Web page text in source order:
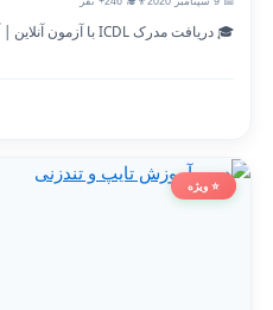
🎓 دریافت مدرک ICDL با آزمون آنلاین | آموزشگاه نقدی با مجوز...
⭐ ویژه